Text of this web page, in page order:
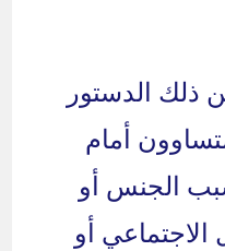
19 (أ) من ذلك الدستور
أمام
الجنس أو
الاجتماعي أو